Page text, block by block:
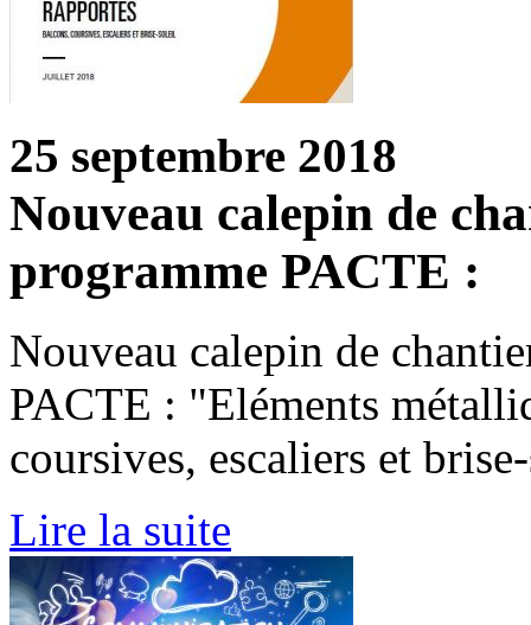
25 septembre 2018
Nouveau calepin de
programme PACTE :
Nouveau calepin de
PACTE : "Eléments
coursives, escaliers et
Lire la suite